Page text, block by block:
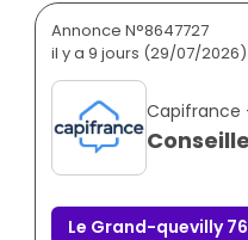
Annonce N°8647727
il y a 9 jours (29/07/2026)
Capifrance
Le Grand-quevilly